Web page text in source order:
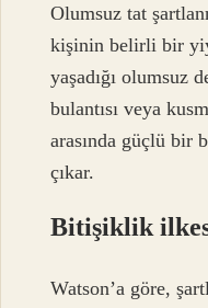
Olumsuz tat
kişinin belirli bir
yaşadığı olumsuz
bulantısı veya
arasında güçlü bir
çıkar.
Bitişiklik
Watson’a göre,